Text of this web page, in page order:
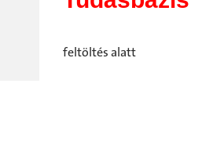
feltöltés alatt